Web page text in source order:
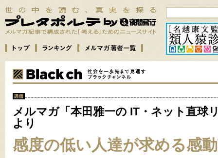
メルマガ「本田雅一の IT・ネット直球
より
感度の低い人達が求める感